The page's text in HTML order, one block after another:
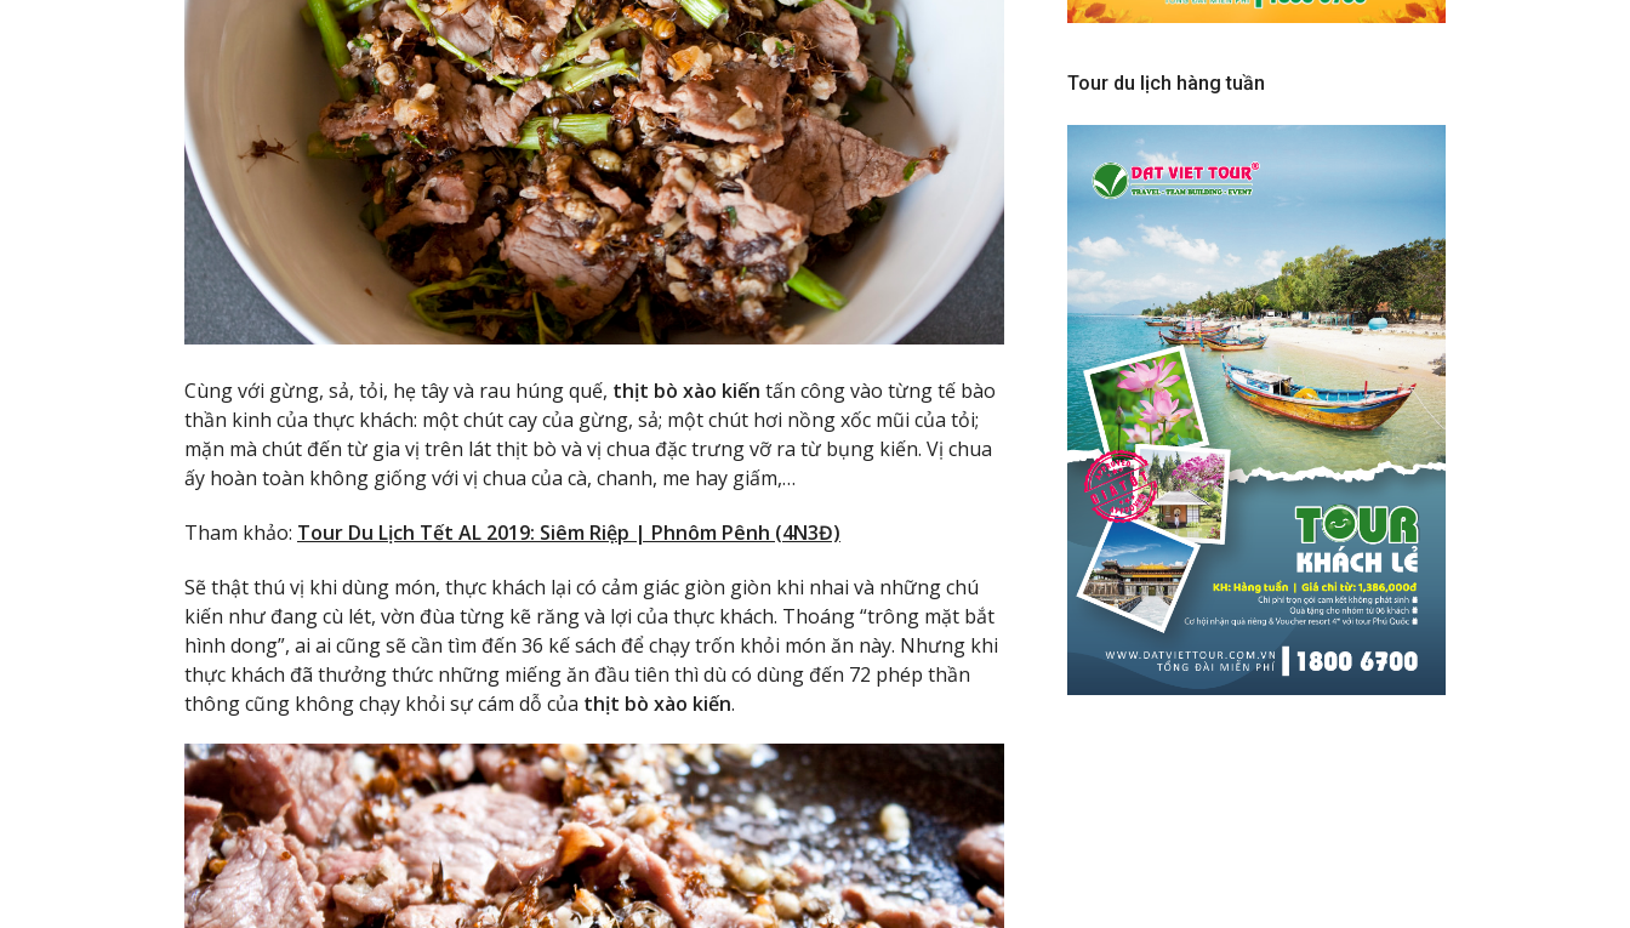
Cùng với gừng, sả, tỏi, hẹ tây và rau húng quế, thịt bò xào kiến tấn công vào từng tế bào
thần kinh của thực khách: một chút cay của gừng, sả; một chút hơi nồng xốc mũi của tỏi;
mặn mà chút đến từ gia vị trên lát thịt bò và vị chua đặc trưng vỡ ra từ bụng kiến. Vị chua
ấy hoàn toàn không giống với vị chua của cà, chanh, me hay giấm,…
Tham khảo: Tour Du Lịch Tết AL 2019: Siêm Riệp | Phnôm Pênh (4N3Đ)
Sẽ thật thú vị khi dùng món, thực khách lại có cảm giác giòn giòn khi nhai và những chú
kiến như đang cù lét, vờn đùa từng kẽ răng và lợi của thực khách. Thoáng “trông mặt bắt
hình dong”, ai ai cũng sẽ cần tìm đến 36 kế sách để chạy trốn khỏi món ăn này. Nhưng khi
thực khách đã thưởng thức những miếng ăn đầu tiên thì dù có dùng đến 72 phép thần
thông cũng không chạy khỏi sự cám dỗ của thịt bò xào kiến.
Tour du lịch hàng tuần